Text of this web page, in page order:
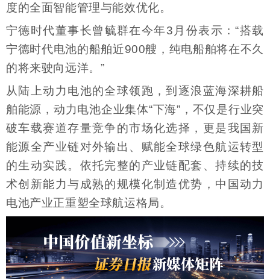
度的全面智能管理与能效优化。
宁德时代董事长曾毓群在今年3月份表示：“搭载
宁德时代电池的船舶近900艘，纯电船舶将在不久
的将来驶向远洋。”
从陆上动力电池的全球领跑，到逐浪蓝海深耕船
舶能源，动力电池企业集体“下海”，不仅是行业突
破车载赛道存量竞争的市场化选择，更是我国新
能源全产业链对外输出、赋能全球绿色航运转型
的生动实践。依托完整的产业链配套、持续的技
术创新能力与成熟的规模化制造优势，中国动力
电池产业正重塑全球航运格局。